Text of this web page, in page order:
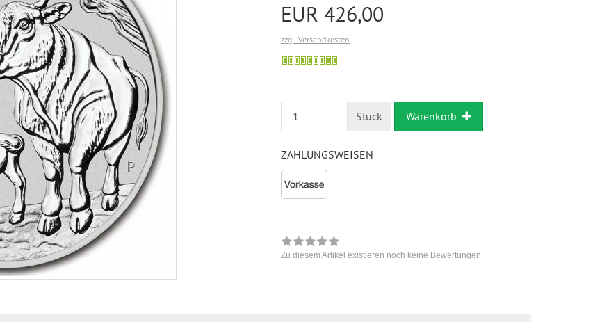
EUR 426,00
zzgl. Versandkosten
Stück Warenkorb
ZAHLUNGSWEISEN
Zu diesem Artikel existieren noch keine Bewertungen